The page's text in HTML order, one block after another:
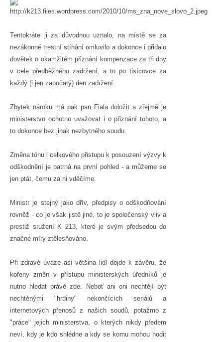
Tentokráte ji za důvodnou uznalo, na místě se za
nezákonné trestní stíhání omluvilo a dokonce i přidalo
dovětek o okamžitém přiznání kompenzace za tři dny
v cele předběžného zadržení, a to po tisícovce za
každý (i jen započatý) den zadržení.
Zbytek nároku má pak pan Fiala doložit a zřejmě je
ministerstvo ochotno uvažovat i o přiznání tohoto, a
to dokonce bez jinak nezbytného soudu.
Změna tónu i celkového přistupu k posouzení výzvy k
odškodnění je patrná na první pohled - a můžeme se
jen ptát, čemu za ni vděčíme.
Ministr je stejný jako dřív, předpisy o odškodňování
rovněž - co je však jistě jiné, to je společenský vliv a
prestiž sružení K 213, které je svým předsedou do
značné míry ztělesňováno.
Při zdravé úvaze asi většina lidí dojde k závěru, že
kořeny změn v přístupu ministerských úředníků je
nutno hledat právě zde. Neboť ani oni nechtějí být
nechtěnými "hrdiny" nekončících seriálů a
internetových přenosů z našich soudů, potažmo z
"práce" jejich ministerstva, o kterých nikdy předem
neví, kdy je kdo shlédne a kdy se komu mohou hodit